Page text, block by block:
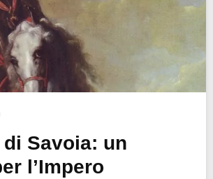
Savoia: un
l’Impero